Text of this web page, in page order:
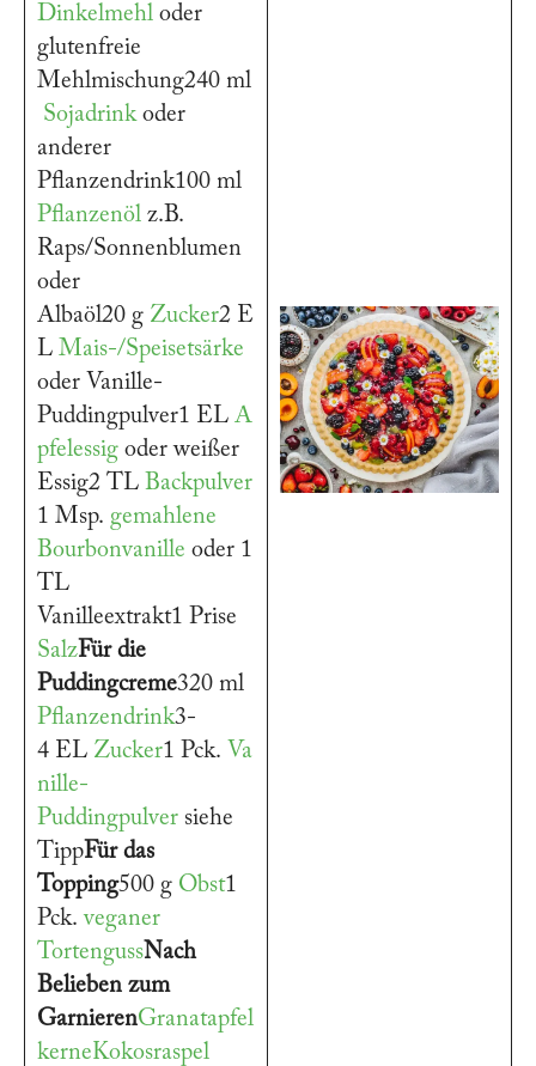
Dinkelmehl oder
glutenfreie
Mehlmischung240 ml
Sojadrinkoder
anderer
Pflanzendrink100 ml
Pflanzenöl z.B.
Raps/Sonnenblumen
oder
Albaöl20 g Zucker2 E
L Mais-/Speisetsärke
oder Vanille-
Puddingpulver1 EL A
pfelessig oder weißer
Essig2 TL Backpulver
1 Msp. gemahlene
Bourbonvanille oder 1
TL
Vanilleextrakt1 Prise
SalzFür die
Puddingcreme320 ml
Pflanzendrink3-
4 EL Zucker1 Pck. Va
nille-
Puddingpulver siehe
TippFür das
Topping500 g Obst1
Pck.veganer
TortengussNach
Belieben zum
GarnierenGranatapfel
kerneKokosraspel